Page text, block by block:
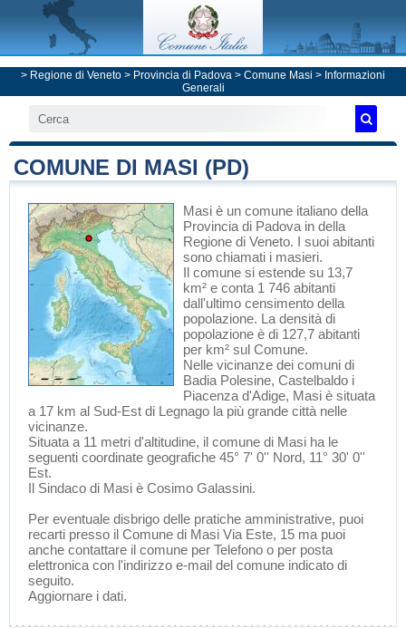
> Regione di Veneto > Provincia di Padova > Comune Masi > Informazioni
Generali
COMUNE DI MASI (PD)
Masi è un comune italiano della
Provincia di Padova in della
Regione di Veneto. I suoi abitanti
sono chiamati i masieri.
Il comune si estende su 13,7
km² e conta 1 746 abitanti
dall'ultimo censimento della
popolazione. La densità di
popolazione è di 127,7 abitanti
per km² sul Comune.
Nelle vicinanze dei comuni di
Badia Polesine, Castelbaldo i
Piacenza d'Adige, Masi è situata
a 17 km al Sud-Est di Legnago la più grande città nelle
vicinanze.
Situata a 11 metri d'altitudine, il comune di Masi ha le
seguenti coordinate geografiche 45° 7' 0'' Nord, 11° 30' 0''
Est.
Il Sindaco di Masi è Cosimo Galassini.
Per eventuale disbrigo delle pratiche amministrative, puoi
recarti presso il Comune di Masi Via Este, 15 ma puoi
anche contattare il comune per Telefono o per posta
elettronica con l'indirizzo e-mail del comune indicato di
seguito.
Aggiornare i dati.